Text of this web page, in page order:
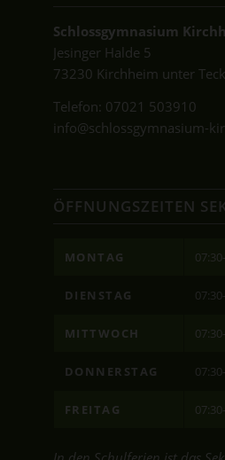
Schlossgymnasium
Jesinger Halde 5
73230 Kirchheim unter Teck
Telefon: 07021 503910
info@schlossgymnasium-
ÖFFNUNGSZEITEN
MONTAG
DIENSTAG
MITTWOCH
DONNERSTAG
FREITAG